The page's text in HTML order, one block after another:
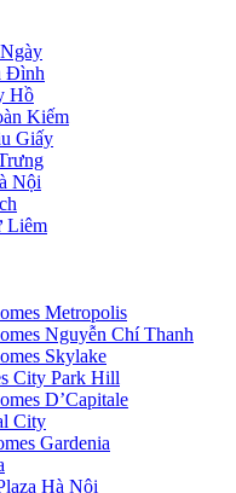
Đình
Hồ
Kiếm
Giấy
Nội
Liêm
Metropolis
Nguyễn Chí Thanh
Skylake
City Park Hill
D’Capitale
City
Gardenia
Hà Nội